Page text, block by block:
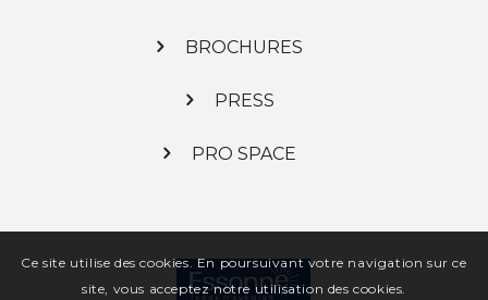
BROCHURES
PRESS
PRO SPACE
Ce site utilise des cookies. En poursuivant votre navigation sur ce
site, vous acceptez notre utilisation des cookies.